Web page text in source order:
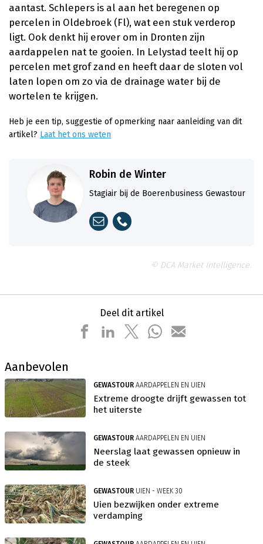
aantast. Schlepers is al aan het beregenen op
percelen in Oldebroek (Fl), wat een stuk verderop
ligt. Ook denkt hij erover om in Dronten zijn
aardappelen nat te gooien. In Lelystad teelt hij op
percelen met grof zand en heeft daar de sloten vol
laten lopen om zo via de drainage water bij de
wortelen te krijgen.
Heb je een tip, suggestie of opmerking naar aanleiding van dit
artikel? Laat het ons weten
Robin de Winter
Stagiair bij de Boerenbusiness Gewastour
© DCA Market Intelligence.
Deel dit artikel
Aanbevolen
GEWASTOUR AARDAPPELEN EN UIEN
Extreme droogte drijft gewassen tot
het uiterste
GEWASTOUR AARDAPPELEN EN UIEN
Neerslag laat gewassen opnieuw in
de steek
GEWASTOUR UIEN - WEEK 30
Uien bezwijken onder extreme
verdamping